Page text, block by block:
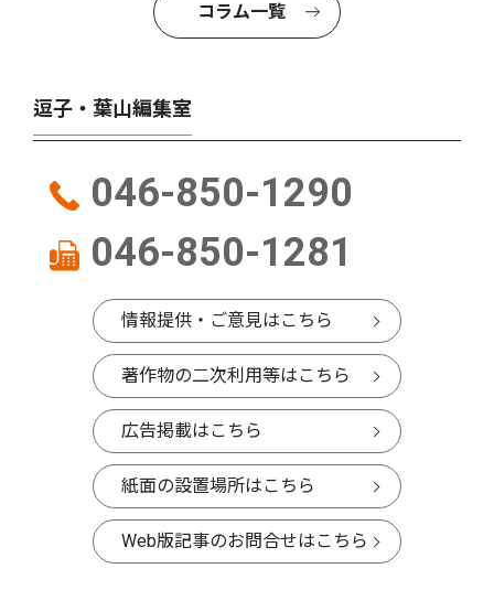
コラム一覧
逗子・葉山編集室
046-850-1290
046-850-1281
情報提供・ご意見はこちら
著作物の二次利用等はこちら
広告掲載はこちら
紙面の設置場所はこちら
Web版記事のお問合せはこちら